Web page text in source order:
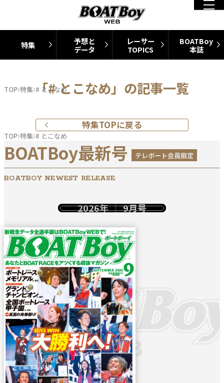
特集
予想と
データ
レーサー
TOPICS
BOATBoy
本誌
TOP 特集 # とこなめ
「# とこなめ」の記事一覧
特集TOPに戻る
TOP 特集 # とこなめ
BOATBoy最新号 テレボート会員限定
BOATBOY NEWEST RELEASE
2026年 9月号